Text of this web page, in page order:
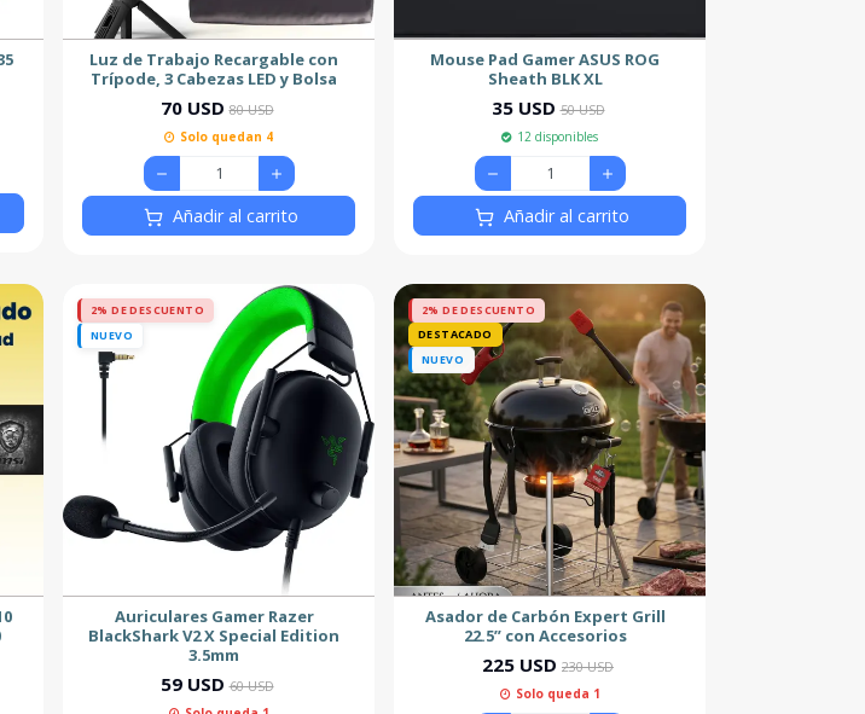
Luz de Trabajo Recargable con
Trípode, 3 Cabezas LED y Bolsa
70 USD 80 USD
Solo quedan 4
Añadir al carrito
Mouse Pad Gamer ASUS ROG
Sheath BLK XL
35 USD 50 USD
12 disponibles
Añadir al carrito
2% DE DESCUENTO
NUEVO
Auriculares Gamer Razer
BlackShark V2 X Special Edition
3.5mm
59 USD 60 USD
2% DE DESCUENTO
DESTACADO
NUEVO
Asador de Carbón Expert Grill
22.5” con Accesorios
225 USD 230 USD
Solo queda 1